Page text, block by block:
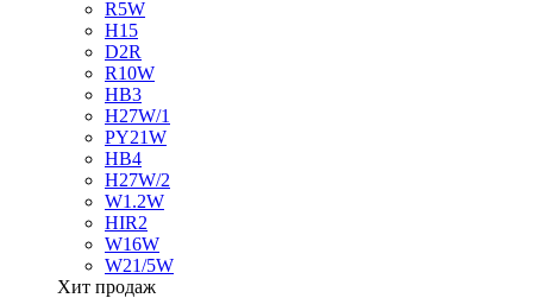
R5W
H15
D2R
R10W
HB3
H27W/1
PY21W
HB4
H27W/2
W1.2W
HIR2
W16W
W21/5W
Хит продаж